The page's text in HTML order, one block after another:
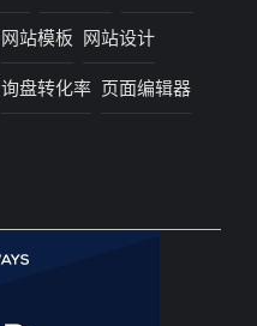
网站模板 网站设计
询盘转化率 页面编辑器